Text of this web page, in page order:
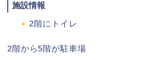
施設情報
2階にトイレ
2階から5階が駐車場